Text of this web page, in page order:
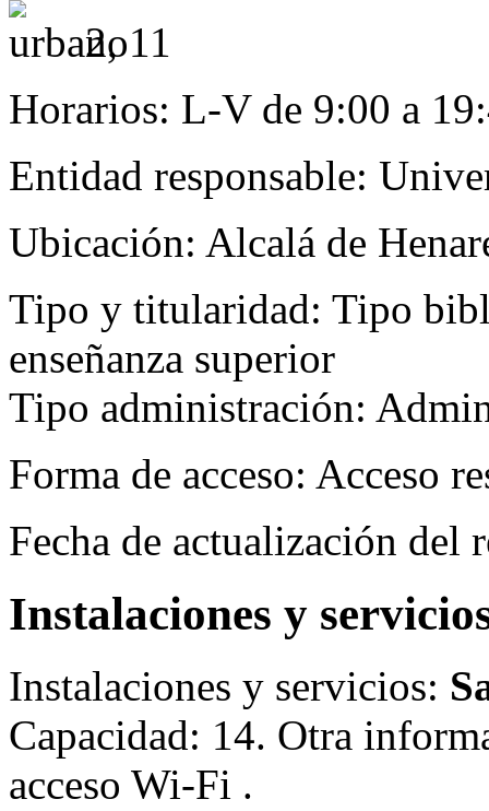
2, 11
Horarios: L-V de 9:00 a
Entidad responsable:
Ubicación: Alcalá de
Tipo y titularidad: Tipo
enseñanza superior
Tipo administración:
Forma de acceso: Acceso
Fecha de actualización del
Instalaciones y
Instalaciones y servicios:
Capacidad: 14. Otra
acceso Wi-Fi .